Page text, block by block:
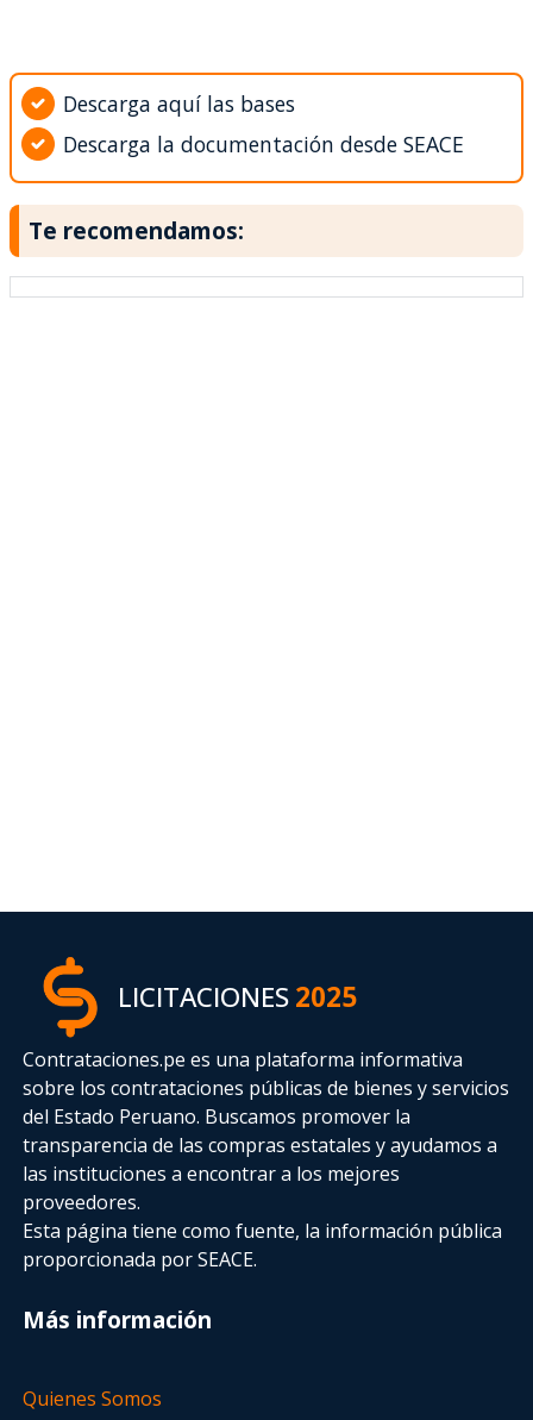
Descarga aquí las bases
Descarga la documentación desde SEACE
Te recomendamos:
LICITACIONES2025
Contrataciones.pe es una plataforma informativa
sobre los contrataciones públicas de bienes y servicios
del Estado Peruano. Buscamos promover la
transparencia de las compras estatalesy ayudamos a
las instituciones a encontrar a los mejores
proveedores.
Esta página tiene como fuente, la información pública
proporcionada por SEACE.
Más información
Quienes Somos